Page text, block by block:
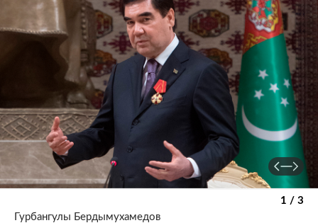
1 / 3
Гурбангулы Бердымухамедов